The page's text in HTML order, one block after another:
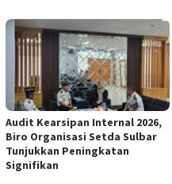
Audit Kearsipan Internal 2026,
Biro Organisasi Setda Sulbar
Tunjukkan Peningkatan
Signifikan